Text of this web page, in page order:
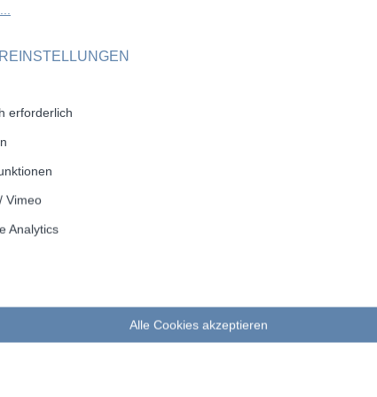
7
6
6
erforderlich
Vimeo
Analytics
Alle Cookies akzeptieren